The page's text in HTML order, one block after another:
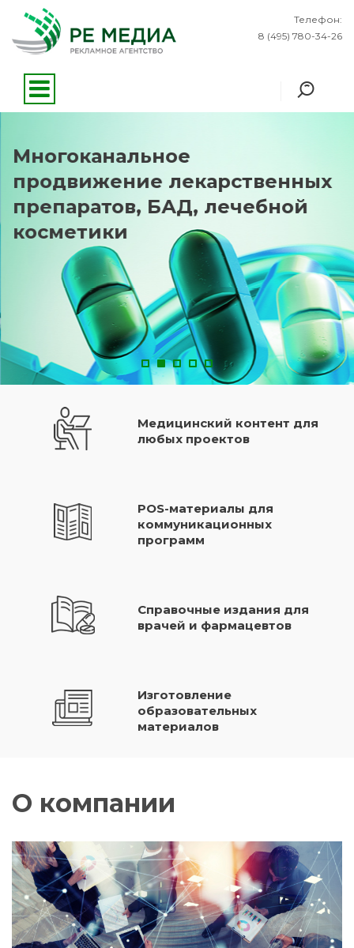
Телефон:
8 (495) 780-34-26
Многоканальное
продвижение лекарственных
препаратов, БАД, лечебной
косметики
Медицинский контент для
любых проектов
POS-материалы для
коммуникационных
программ
Справочные издания для
врачей и фармацевтов
Изготовление
образовательных
материалов
О компании